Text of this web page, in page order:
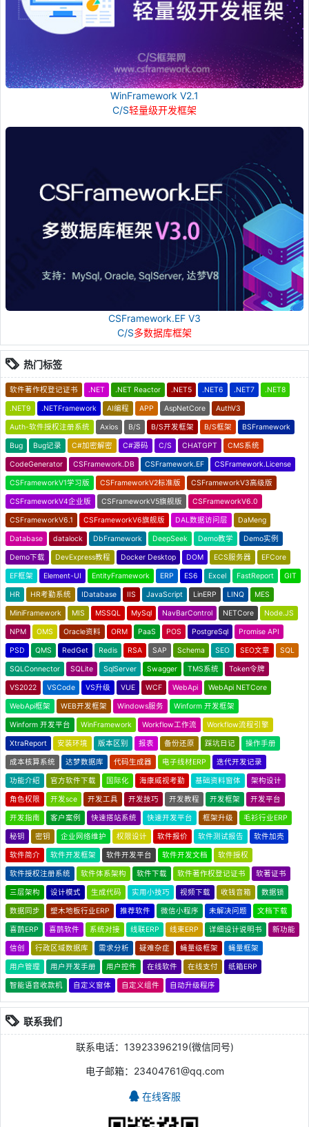
WinFramework V2.1
C/S轻量级开发框架
CSFramework.EF V3
C/S多数据库框架
热门标签
软件著作权登记证书 .NET .NET Reactor .NET5 .NET6 .NET7 .NET8
.NET9 .NETFramework AI编程 APP AspNetCore AuthV3
Auth-软件授权注册系统 Axios B/S B/S开发框架 B/S框架 BSFramework
Bug Bug记录 C#加密解密 C#源码 C/S CHATGPT CMS系统
CodeGenerator CSFramework.DB CSFramework.EF CSFramework.License
CSFrameworkV1学习版 CSFrameworkV2标准版 CSFrameworkV3高级版
CSFrameworkV4企业版 CSFrameworkV5旗舰版 CSFrameworkV6.0
CSFrameworkV6.1 CSFrameworkV6旗舰版 DAL数据访问层 DaMeng
Database datalock DbFramework DeepSeek Demo教学 Demo实例
Demo下载 DevExpress教程 Docker Desktop DOM ECS服务器 EFCore
EF框架 Element-UI EntityFramework ERP ES6 Excel FastReport GIT
HR HR考勤系统 IDatabase IIS JavaScript LinERP LINQ MES
MiniFramework MIS MSSQL MySql NavBarControl NETCore Node.JS
NPM OMS Oracle资料 ORM PaaS POS PostgreSql Promise API
PSD QMS RedGet Redis RSA SAP Schema SEO SEO文章 SQL
SQLConnector SQLite SqlServer Swagger TMS系统 Token令牌
VS2022 VSCode VS升级 VUE WCF WebApi WebApi NETCore
WebApi框架 WEB开发框架 Windows服务 Winform 开发框架
Winform 开发平台 WinFramework Workflow工作流 Workflow流程引擎
XtraReport 安装环境 版本区别 报表 备份还原 踩坑日记 操作手册
成本核算系统 达梦数据库 代码生成器 电子线材ERP 迭代开发记录
功能介绍 官方软件下载 国际化 海康威视考勤 基础资料窗体 架构设计
角色权限 开发sce 开发工具 开发技巧 开发教程 开发框架 开发平台
开发指南 客户案例 快速搭站系统 快速开发平台 框架升级 毛衫行业ERP
秘钥 密钥 企业网络维护 权限设计 软件报价 软件测试报告 软件加壳
软件简介 软件开发框架 软件开发平台 软件开发文档 软件授权
软件授权注册系统 软件体系架构 软件下载 软件著作权登记证书 软著证书
三层架构 设计模式 生成代码 实用小技巧 视频下载 收钱音箱 数据锁
数据同步 塑木地板行业ERP 推荐软件 微信小程序 未解决问题 文档下载
喜鹊ERP 喜鹊软件 系统对接 线联ERP 线束ERP 详细设计说明书 新功能
信创 行政区域数据库 需求分析 疑难杂症 蝇量级框架 蝇量框架
用户管理 用户开发手册 用户控件 在线软件 在线支付 纸箱ERP
智能语音收款机 自定义窗体 自定义组件 自动升级程序
联系我们
联系电话：13923396219(微信同号)
电子邮箱：23404761@qq.com
在线客服